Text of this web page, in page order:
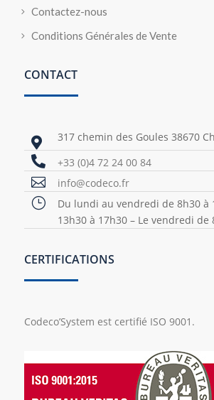
Contactez-nous
Conditions Générales de Vente
CONTACT
 317 chemin des Goules 38670
 +33 (0)4 72 24 00 84
 info@codeco.fr
}
Du lundi au vendredi de 8h30 à
13h30 à 17h30 – Le vendredi de
CERTIFICATIONS
Codeco’System est certifié ISO 9001.